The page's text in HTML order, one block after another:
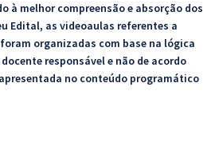
à melhor compreensão e absorção dos
Edital, as videoaulas referentes a
organizadas com base na lógica
responsável e não de acordo
no conteúdo programático